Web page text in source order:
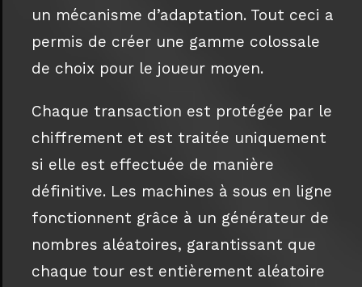
un mécanisme d’adaptation. Tout ceci a
permis de créer une gamme colossale
de choix pour le joueur moyen.
Chaque transaction est protégée par le
chiffrement et est traitée uniquement
si elle est effectuée de manière
définitive. Les machines à sous en ligne
fonctionnent grâce à un générateur de
nombres aléatoires, garantissant que
chaque tour est entièrement aléatoire